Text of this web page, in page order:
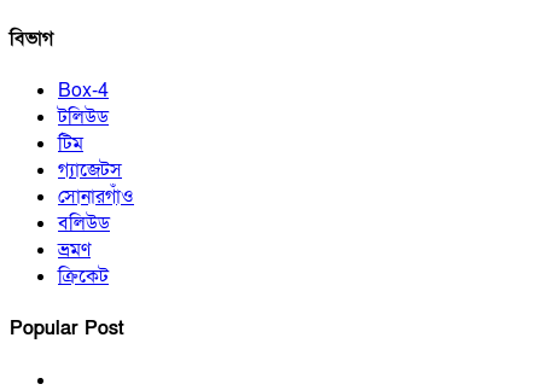
বিভাগ
Box-4
টলিউড
টিম
গ্যাজেটস
সোনারগাঁও
বলিউড
ভ্রমণ
ক্রিকেট
Popular Post